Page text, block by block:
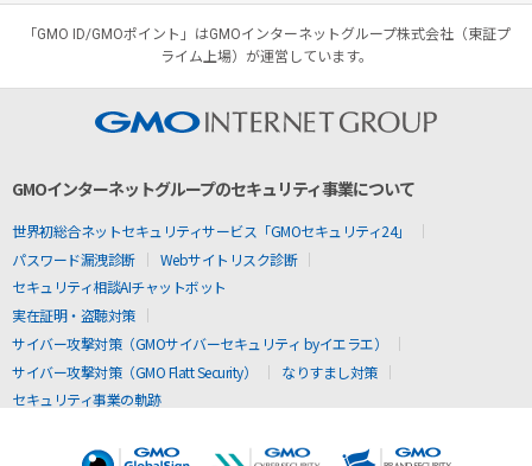
「GMO ID/GMOポイント」はGMOインターネットグループ株式会社（東証プ
ライム上場）が運営しています。
GMOインターネットグループのセキュリティ事業について
世界初総合ネットセキュリティサービス「GMOセキュリティ24」
パスワード漏洩診断
Webサイトリスク診断
セキュリティ相談AIチャットボット
実在証明・盗聴対策
サイバー攻撃対策（GMOサイバーセキュリティ byイエラエ）
サイバー攻撃対策（GMO Flatt Security）
なりすまし対策
セキュリティ事業の軌跡